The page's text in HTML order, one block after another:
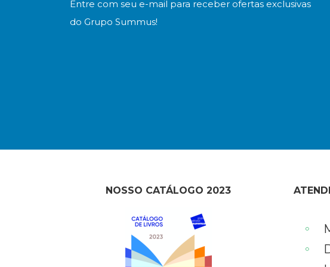
Entre com seu e-mail para receber ofertas exclusivas
do Grupo Summus!
NOSSO CATÁLOGO 2023